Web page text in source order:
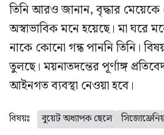
তিনি আরও জানান, বৃদ্ধার মেয়েকে
অস্বাভাবিক মনে হয়েছে। মা
নাকে কোনো গন্ধ পাননি তিনি।
তুলছে। ময়নাতদন্তের পূর্ণাঙ্গ
আইনগত ব্যবস্থা নেওয়া হবে।
বিষয়ঃ বুয়েট অধ্যাপক ছেলে